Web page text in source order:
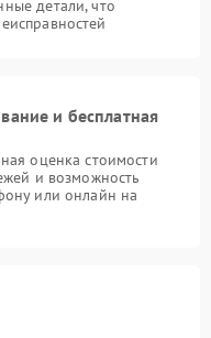
детали, что
и бесплатная
оценка стоимости
и возможность
или онлайн на